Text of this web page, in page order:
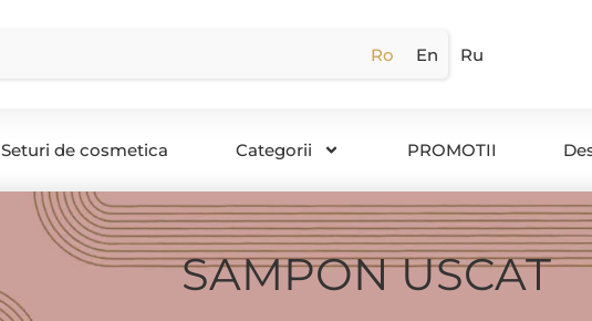
Ro En Ru
Seturi de cosmetica Categorii PROMOTII
SAMPON USCAT